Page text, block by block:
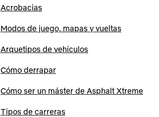
Acrobacias
Modos de juego, mapas y vueltas
Arquetipos de vehículos
Cómo derrapar
Cómo ser un máster de Asphalt Xtreme
Tipos de carreras